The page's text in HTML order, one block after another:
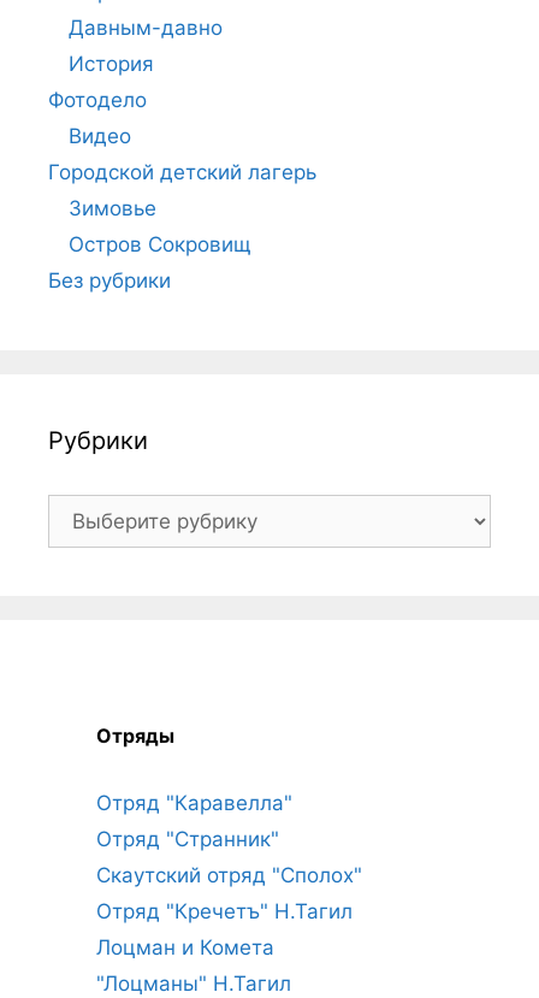
Давным-давно
История
Фотодело
Видео
Городской детский лагерь
Зимовье
Остров Сокровищ
Без рубрики
Рубрики
Рубрики
Отряды
Отряд "Каравелла"
Отряд "Странник"
Скаутский отряд "Сполох"
Отряд "Кречетъ" Н.Тагил
Лоцман и Комета
"Лоцманы" Н.Тагил